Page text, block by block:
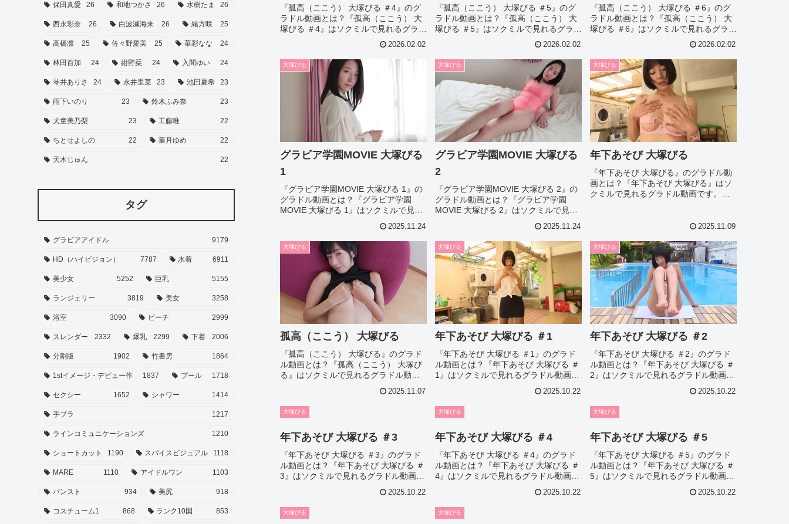
『孤高（ここう） 大塚びる ＃4』のグ
ラドル動画とは？『孤高（ここう） 大
塚びる ＃4』はソクミルで見れるグラド
ル動画です。作品IDは530506のこの
『孤高（ここう） 大塚びる ＃4』につ
いて今回は見所やシーン別のグラドル
画像があれば紹介...
2026.02.02
『孤高（ここう） 大塚びる ＃5』のグ
ラドル動画とは？『孤高（ここう） 大
塚びる ＃5』はソクミルで見れるグラド
ル動画です。作品IDは530507のこの
『孤高（ここう） 大塚びる ＃5』につ
いて今回は見所やシーン別のグラドル
画像があれば紹介...
2026.02.02
『孤高（ここう） 大塚びる ＃6』のグ
ラドル動画とは？『孤高（ここう） 大
塚びる ＃6』はソクミルで見れるグラド
ル動画です。作品IDは530508のこの
『孤高（ここう） 大塚びる ＃6』につ
いて今回は見所やシーン別のグラドル
画像があれば紹介...
2026.02.02
大塚びる
グラビア学園MOVIE 大塚びる
1
『グラビア学園MOVIE 大塚びる 1』の
グラドル動画とは？『グラビア学園
MOVIE 大塚びる 1』はソクミルで見れ
のこの『グラビア学園MOVIE 大塚びる
1』について今回は見所やシーン別のグ
ラド...
2025.11.24
大塚びる
グラビア学園MOVIE 大塚びる
2
『グラビア学園MOVIE 大塚びる 2』の
グラドル動画とは？『グラビア学園
MOVIE 大塚びる 2』はソクミルで見れ
のこの『グラビア学園MOVIE 大塚びる
2』について今回は見所やシーン別のグ
ラド...
2025.11.24
大塚びる
年下あそび 大塚びる
『年下あそび 大塚びる』のグラドル動
画とは？『年下あそび 大塚びる』はソ
クミルで見れるグラドル動画です。作
のグラドル画像があれば紹介。このオ
2025.11.09
大塚びる
孤高（ここう） 大塚びる
『孤高（ここう） 大塚びる』のグラド
ル動画とは？『孤高（ここう） 大塚び
る』はソクミルで見れるグラドル動画
（ここう） 大塚びる』について今回は
見所やシーン別のグラドル画像があれ
ば紹介。このオススメグラ...
2025.11.07
大塚びる
年下あそび 大塚びる ＃1
『年下あそび 大塚びる ＃1』のグラド
ル動画とは？『年下あそび 大塚びる ＃
1』はソクミルで見れるグラドル動画で
び 大塚びる ＃1』について今回は見所
やシーン別のグラドル画像があれば紹
介。このオスス...
2025.10.22
大塚びる
年下あそび 大塚びる ＃2
『年下あそび 大塚びる ＃2』のグラド
ル動画とは？『年下あそび 大塚びる ＃
2』はソクミルで見れるグラドル動画で
び 大塚びる ＃2』について今回は見所
やシーン別のグラドル画像があれば紹
介。このオスス...
2025.10.22
大塚びる
年下あそび 大塚びる ＃3
『年下あそび 大塚びる ＃3』のグラド
ル動画とは？『年下あそび 大塚びる ＃
3』はソクミルで見れるグラドル動画で
び 大塚びる ＃3』について今回は見所
やシーン別のグラドル画像があれば紹
介。このオスス...
2025.10.22
大塚びる
年下あそび 大塚びる ＃4
『年下あそび 大塚びる ＃4』のグラド
ル動画とは？『年下あそび 大塚びる ＃
4』はソクミルで見れるグラドル動画で
び 大塚びる ＃4』について今回は見所
やシーン別のグラドル画像があれば紹
介。このオスス...
2025.10.22
大塚びる
年下あそび 大塚びる ＃5
『年下あそび 大塚びる ＃5』のグラド
ル動画とは？『年下あそび 大塚びる ＃
5』はソクミルで見れるグラドル動画で
び 大塚びる ＃5』について今回は見所
2025.10.22
大塚びる 大塚びる
保田真愛 26 和地つかさ 26 水樹たま 26
西永彩奈 26 白波瀬海来 26 緒方咲 25
高橋凛 25 佐々野愛美 25 華彩なな 24
林田百加 24 紺野栞 24 入間ゆい 24
琴井ありさ 24 永井里菜 23 池田夏希 23
雨下いのり 23 鈴木ふみ奈 23
犬童美乃梨 23 工藤唯 22
ちとせよしの 22 葉月ゆめ 22
天木じゅん 22
タグ
グラビアアイドル 9179
HD（ハイビジョン） 7787 水着 6911
美少女 5252 巨乳 5155
ランジェリー 3819 美女 3258
浴室 3090 ビーチ 2999
スレンダー 2332 爆乳 2299 下着 2006
分割版 1902 竹書房 1864
1stイメージ・デビュー作 1837 プール 1718
セクシー 1652 シャワー 1414
手ブラ 1217
ラインコミュニケーションズ 1210
ショートカット 1190 スパイスビジュアル 1118
MARE 1110 アイドルワン 1103
パンスト 934 美尻 918
コスチューム1 868 ランク10国 853